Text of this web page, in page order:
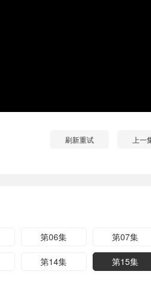
刷新重试 上一
第06集 第07集
第14集 第15集